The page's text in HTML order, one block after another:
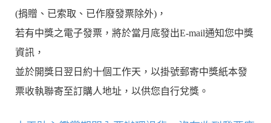
(捐贈、已索取、已作廢發票除外)，
若有中獎之電子發票，將於當月底發出E-mail通知您中獎
資訊，
並於開獎日翌日約十個工作天，以掛號郵寄中獎紙本發
票收執聯寄至訂購人地址，以供您自行兌獎。